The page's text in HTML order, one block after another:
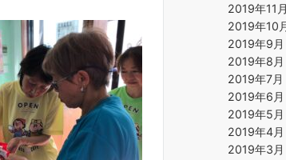
2019年11月
2019年10
2019年9月
2019年8月
2019年7月
2019年6月
2019年5月
2019年4月
2019年3月